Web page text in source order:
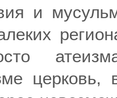
и
церковь,